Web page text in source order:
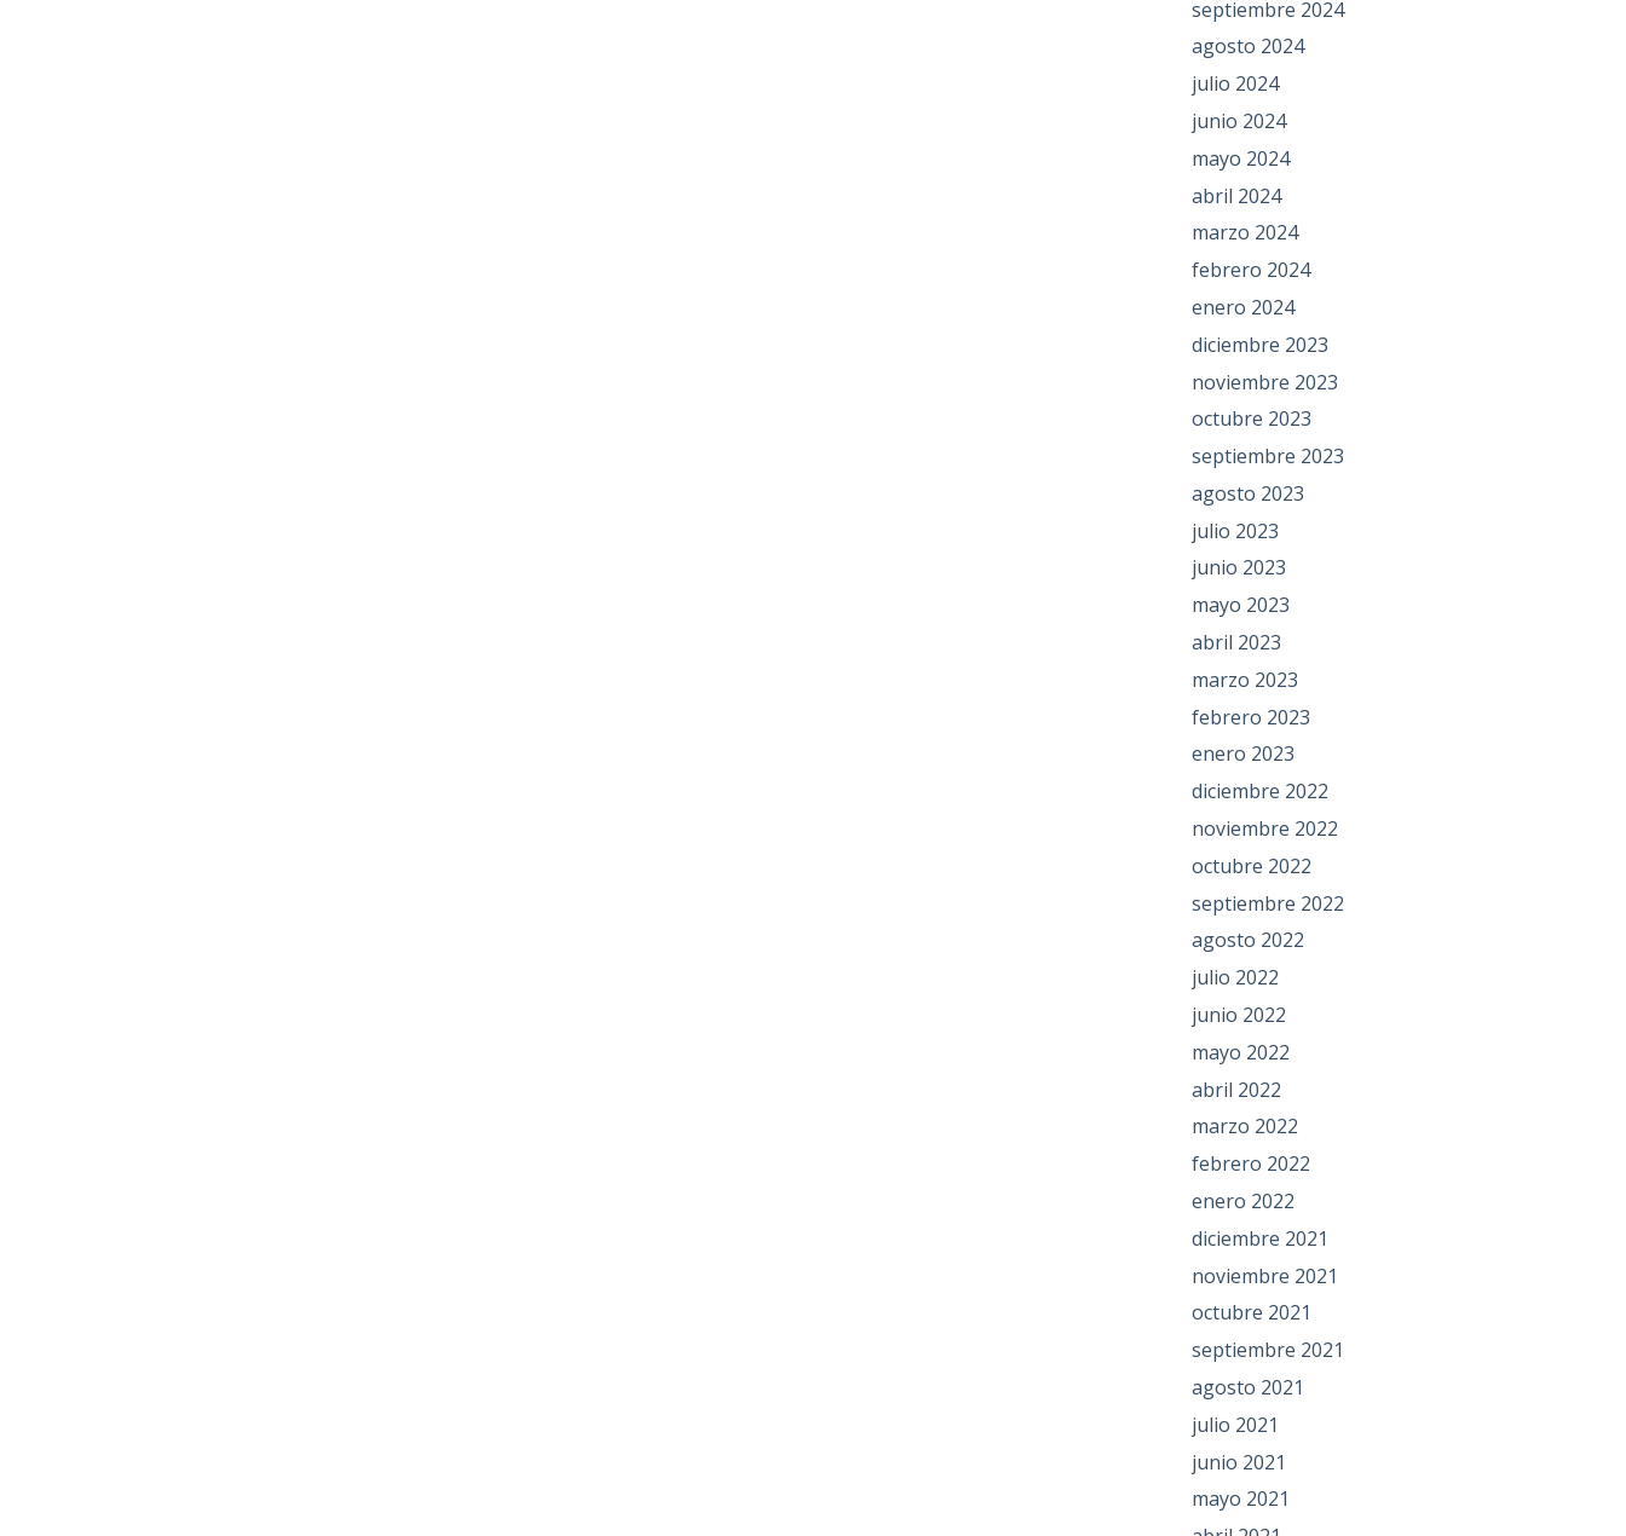
septiembre 2024
agosto 2024
julio 2024
junio 2024
mayo 2024
abril 2024
marzo 2024
febrero 2024
enero 2024
diciembre 2023
noviembre 2023
octubre 2023
septiembre 2023
agosto 2023
julio 2023
junio 2023
mayo 2023
abril 2023
marzo 2023
febrero 2023
enero 2023
diciembre 2022
noviembre 2022
octubre 2022
septiembre 2022
agosto 2022
julio 2022
junio 2022
mayo 2022
abril 2022
marzo 2022
febrero 2022
enero 2022
diciembre 2021
noviembre 2021
octubre 2021
septiembre 2021
agosto 2021
julio 2021
junio 2021
mayo 2021